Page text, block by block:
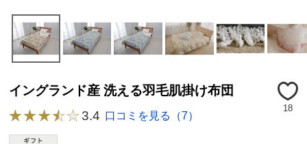
イングランド産 洗える羽毛肌掛け布団
18
3.4 口コミを見る（7）